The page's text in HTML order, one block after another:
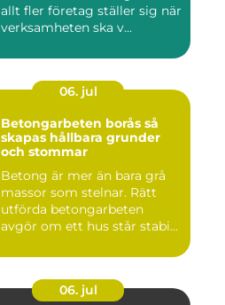
allt fler företag ställer sig när
verksamheten ska v...
06. jul
Betongarbeten borås så
skapas hållbara grunder
och stommar
Betong är mer än bara grå
massor som stelnar. Rätt
utförda betongarbeten
avgör om ett hus står stabi...
06. jul